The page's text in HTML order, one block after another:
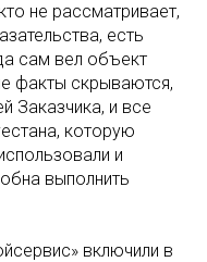
не рассматривает,
есть
сам вел объект
факты скрываются,
Заказчика, и все
которую
и
выполнить
включили в